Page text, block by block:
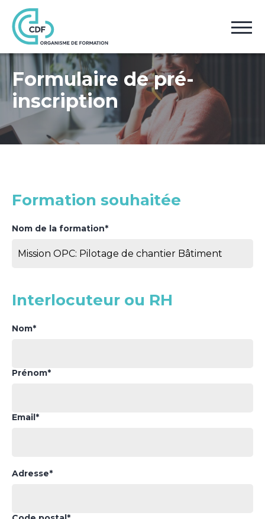
Accueil Pré-inscription
Formulaire de pré-
inscription
Formation souhaitée
Nom de la formation*
Interlocuteur ou RH
Nom*
Prénom*
Email*
Adresse*